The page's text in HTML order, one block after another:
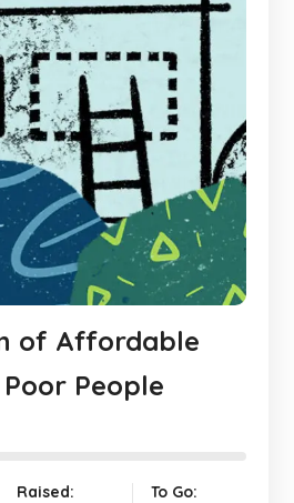
of Affordable
People
Raised:
To Go: